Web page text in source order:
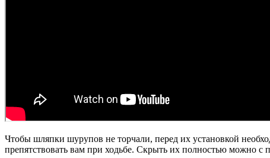
Чтобы шляпки шурупов не торчали, перед их установкой
препятствовать вам при ходьбе. Скрыть их полностью можно с